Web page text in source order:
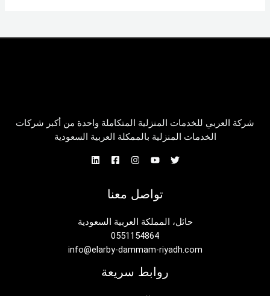
شركة العربي للخدمات المنزلية المتكاملة واحدة من أكبر شركات
الخدمات المنزلية بالممكلة العربية السعودية
تواصل معنا
حائل، المملكة العربية السعودية
0551154864
info@elarby-dammam-riyadh.com
روابط سريعة